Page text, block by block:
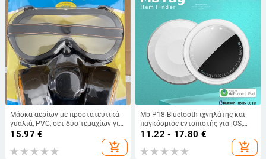
Μάσκα αερίων με προστατευτικά
γυαλιά, PVC, σετ δύο τεμαχίων για
χημικό ψεκασμό και βαφή
15.97 €
add_shopping_cart
Mb-P18 Bluetooth ιχνηλάτης και
παγκόσμιος εντοπιστής για iOS,
διάρκεια μπαταρίας 1 έτους, βάρος
11.22 - 17.80 €
add_shopping_cart